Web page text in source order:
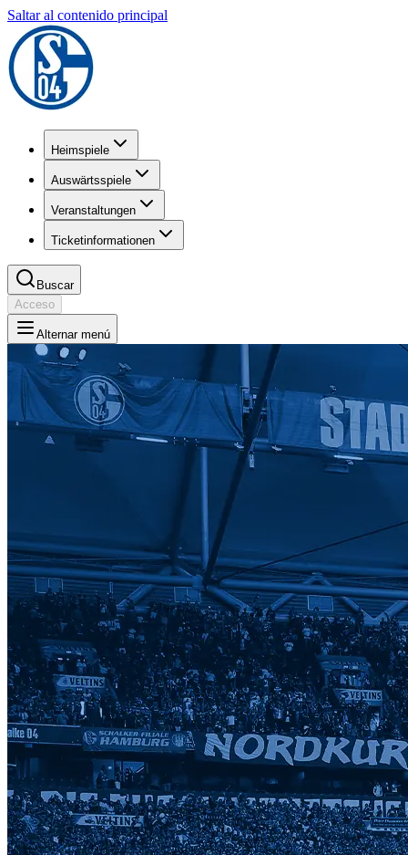
Saltar al contenido principal
Heimspiele
Auswärtsspiele
Veranstaltungen
Ticketinformationen
Buscar
Acceso
Alternar menú